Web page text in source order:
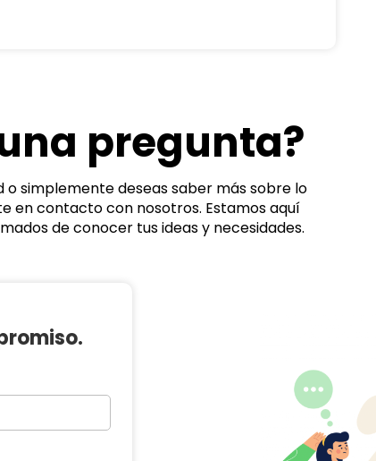
pregunta?
o simplemente deseas saber más sobre lo
en contacto con nosotros. Estamos aquí
de conocer tus ideas y necesidades.